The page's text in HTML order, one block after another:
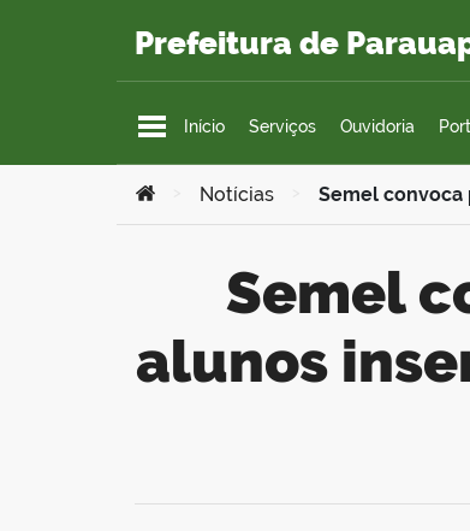
Prefeitura de
Início Serviços Ouvidoria
Você está aqui:
Notícias Semel convoca
Semel convoca pais ou responsáveis dos
alunos